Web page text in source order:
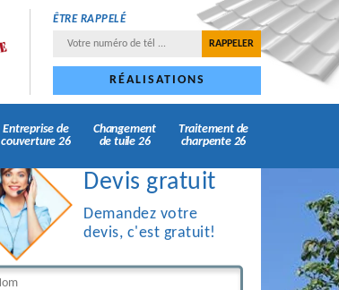
ÊTRE RAPPELÉ
RÉALISATIONS
Entreprise de
couverture 26
Changement
de tuile 26
Traitement de
charpente 26
Devis gratuit
Demandez votre
devis, c'est gratuit!